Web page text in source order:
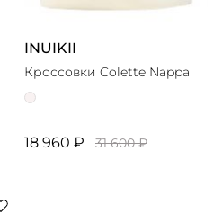
INUIKII
Кроссовки Colette Nappa
18 960 ₽ 31 600 ₽